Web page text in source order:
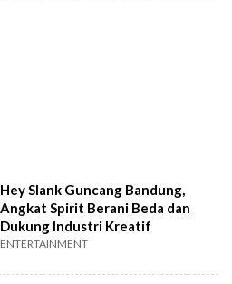
Hey Slank Guncang Bandung,
Angkat Spirit Berani Beda dan
Dukung Industri Kreatif
ENTERTAINMENT